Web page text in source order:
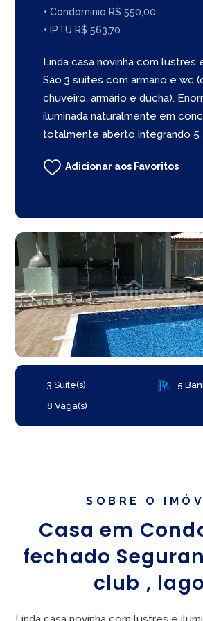
+ Condomínio R$ 550,00
+ IPTU R$ 563,70
Linda casa novinha com lustres
São 3 suítes com armário e wc
chuveiro, armário e ducha).
iluminada naturalmente em
totalmente aberto integrando 5
Adicionar aos Favoritos
3 Suíte(s)
5
8 Vaga(s)
SOBRE O
Casa em
fechado
club ,